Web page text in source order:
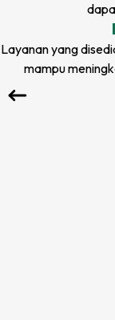
Layanan yang
mampu